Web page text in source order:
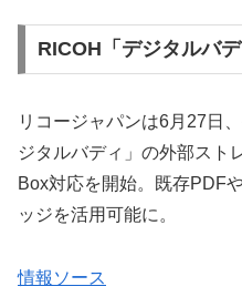
RICOH「デジタルバ
リコージャパンは6月27日
ジタルバディ」の外部スト
Box対応を開始。既存PDF
ッジを活用可能に。
情報ソース